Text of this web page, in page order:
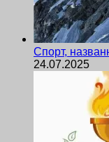
Спорт,
24.07.2025